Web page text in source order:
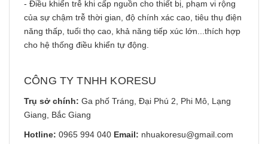
- Điều khiển trễ khi cấp nguồn cho thiết bị, phạm vi rộng
của sự chậm trễ thời gian, độ chính xác cao, tiêu thụ điện
năng thấp, tuổi thọ cao, khả năng tiếp xúc lớn...thích hợp
cho hệ thống điều khiển tự động.
CÔNG TY TNHH KORESU
Trụ sở chính: Ga phố Tráng, Đại Phú 2, Phi Mô, Lạng
Giang, Bắc Giang
Hotline: 0965 994 040 Email: nhuakoresu@gmail.com